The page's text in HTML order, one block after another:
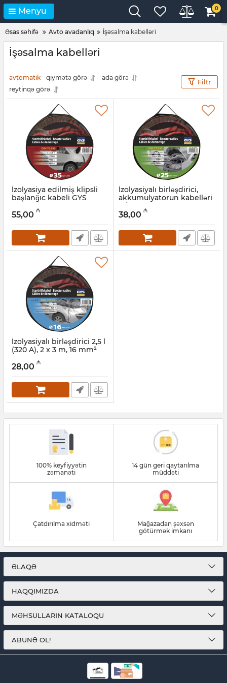
Menyu 0
Əsas səhifə Avto avadanlıq İşəsalma kabelləri
İşəsalma kabelləri
avtomatik qiymətə görə
ada görə
reytinqə görə
Filtr
İzolyasiya edilmiş klipsli
başlanğıc kabeli GYS
Artikul:
55,00 ₼
İzolyasiyalı birləşdirici,
akkumulyatorun kabelləri
3 / 5,5 l (500 A), 2 x 3,5 м, 25
мм² GYS 056336
Artikul: 101325
38,00 ₼
İzolyasiyalı birləşdirici 2,5 l
(320 A), 2 x 3 m, 16 mm²
Artikul: 101324
28,00 ₼
100% keyfiyyətin
zəmanəti
14 gün geri qaytarılma
müddəti
Çatdırılma xidməti
Mağazadan şəxsən
götürmək imkanı
ƏLAQƏ
HAQQIMIZDA
MƏHSULLARIN KATALOQU
ABUNƏ OL!